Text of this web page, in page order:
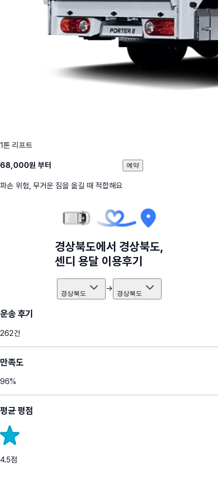
1톤 리프트
68,000원 부터
파손 위험, 무거운 짐을 옮길 때 적합해요
예약
경상북도에서 경상북도,
센디 용달 이용후기
경상북도 → 경상북도
운송 후기
262건
만족도
96%
평균 평점
4.5점